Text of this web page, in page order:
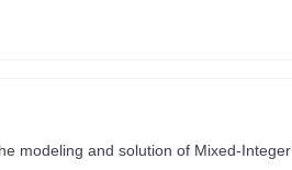
modeling and solution of Mixed-